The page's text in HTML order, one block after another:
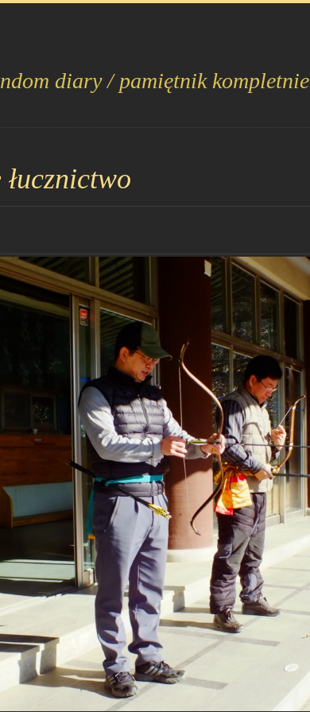
diary / pamiętnik kompletnie